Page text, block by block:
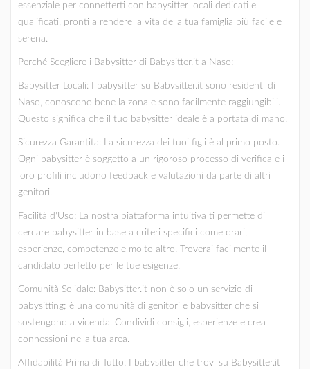
essenziale per connetterti con babysitter locali dedicati e
qualificati, pronti a rendere la vita della tua famiglia più facile e
serena.
Perché Scegliere i Babysitter di Babysitter.it a Naso:
Babysitter Locali: I babysitter su Babysitter.it sono residenti di
Naso, conoscono bene la zona e sono facilmente raggiungibili.
Questo significa che il tuo babysitter ideale è a portata di mano.
Sicurezza Garantita: La sicurezza dei tuoi figli è al primo posto.
Ogni babysitter è soggetto a un rigoroso processo di verifica e i
loro profili includono feedback e valutazioni da parte di altri
genitori.
Facilità d'Uso: La nostra piattaforma intuitiva ti permette di
cercare babysitter in base a criteri specifici come orari,
esperienze, competenze e molto altro. Troverai facilmente il
candidato perfetto per le tue esigenze.
Comunità Solidale: Babysitter.it non è solo un servizio di
babysitting; è una comunità di genitori e babysitter che si
sostengono a vicenda. Condividi consigli, esperienze e crea
connessioni nella tua area.
Affidabilità Prima di Tutto: I babysitter che trovi su Babysitter.it